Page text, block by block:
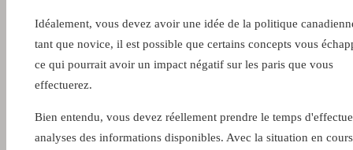
Idéalement, vous devez avoir une idée de la politique
tant que novice, il est possible que certains concepts vous
ce qui pourrait avoir un impact négatif sur les paris que vous
effectuerez.
Bien entendu, vous devez réellement prendre le temps
analyses des informations disponibles. Avec la situation en